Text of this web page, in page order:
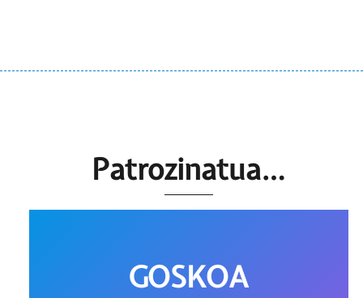
Patrozinatua…
GOSKOA